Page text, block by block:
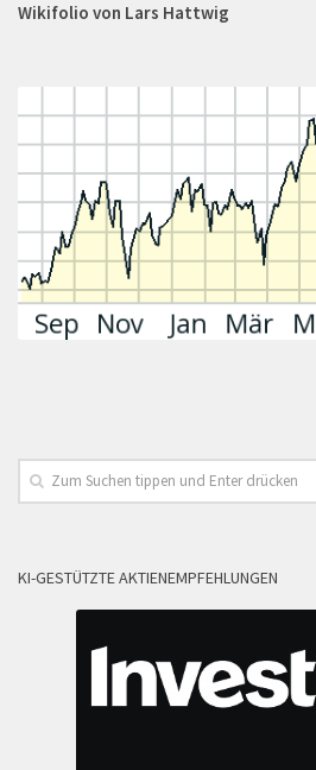
Wikifolio von Lars Hattwig
KI-GESTÜTZTE AKTIENEMPFEHLUNGEN